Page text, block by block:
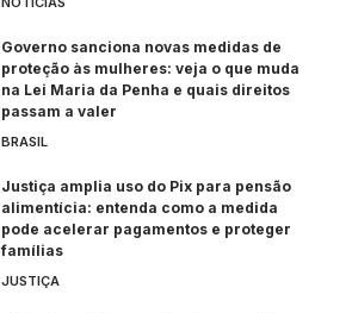
Governo sanciona novas medidas de
proteção às mulheres: veja o que muda
na Lei Maria da Penha e quais direitos
passam a valer
BRASIL
Justiça amplia uso do Pix para pensão
alimentícia: entenda como a medida
pode acelerar pagamentos e proteger
famílias
JUSTIÇA